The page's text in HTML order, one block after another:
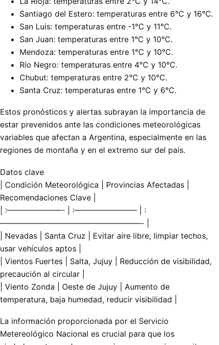
Santiago del Estero: temperaturas entre 6°C y 16°C.
San Luis: temperaturas entre -1°C y 11°C.
San Juan: temperaturas entre 1°C y 10°C.
Mendoza: temperaturas entre 1°C y 10°C.
Río Negro: temperaturas entre 4°C y 10°C.
Chubut: temperaturas entre 2°C y 10°C.
Santa Cruz: temperaturas entre 1°C y 6°C.
Estos pronósticos y alertas subrayan la importancia de
estar prevenidos ante las condiciones meteorológicas
variables que afectan a Argentina, especialmente en las
regiones de montaña y en el extremo sur del país.
Datos clave
| Condición Meteorológica | Provincias Afectadas |
Recomendaciones Clave |
| :———————- | :———————— | :
——————————————————- |
| Nevadas | Santa Cruz | Evitar aire libre, limpiar techos,
usar vehículos aptos |
| Vientos Fuertes | Salta, Jujuy | Reducción de visibilidad,
precaución al circular |
| Viento Zonda | Oeste de Jujuy | Aumento de
temperatura, baja humedad, reducir visibilidad |
La información proporcionada por el Servicio
Metereológico Nacional es crucial para que los